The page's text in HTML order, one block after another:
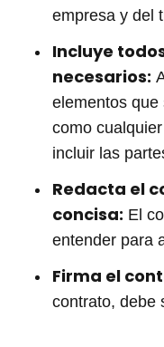
empresa y del
Incluye
necesarios:
elementos que
como
incluir las
Redacta el
concisa: El
entender para
Firma el
contrato, debe